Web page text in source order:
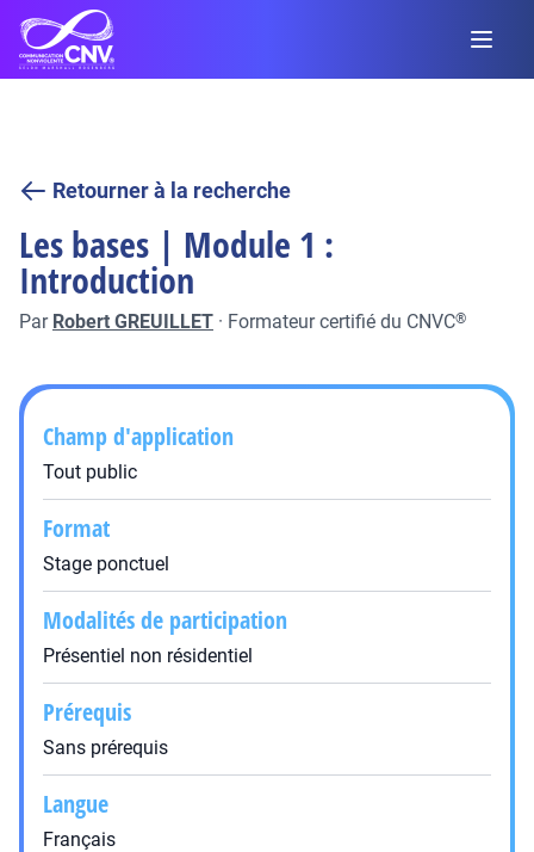
Retourner à la recherche
Les bases | Module 1 :
Introduction
Par Robert GREUILLET · Formateur certifié du CNVC®
Champ d'application
Tout public
Format
Stage ponctuel
Modalités de participation
Présentiel non résidentiel
Prérequis
Sans prérequis
Langue
Français